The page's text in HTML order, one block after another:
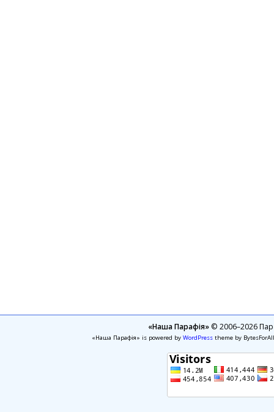
«Наша Парафія»© 2006–2026
«Наша Парафія» is powered by WordPresstheme by